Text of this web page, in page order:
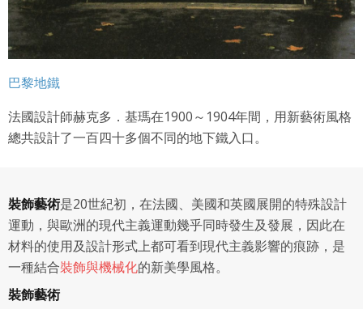
巴黎地鐵
法國設計師赫克多．基瑪在1900～1904年間，用新藝術風格
總共設計了一百四十多個不同的地下鐵入口。
裝飾藝術是20世紀初，在法國、美國和英國展開的特殊設計
運動，與歐洲的現代主義運動幾乎同時發生及發展，因此在
材料的使用及設計形式上都可看到現代主義影響的痕跡，是
一種結合裝飾與機械化的新美學風格。
裝飾藝術
專案名稱
專案描述
使用 Facebook 帳號註冊
使用 Google 帳號註冊
緣會員有意願吉寶知識系統（本系統），經註冊本